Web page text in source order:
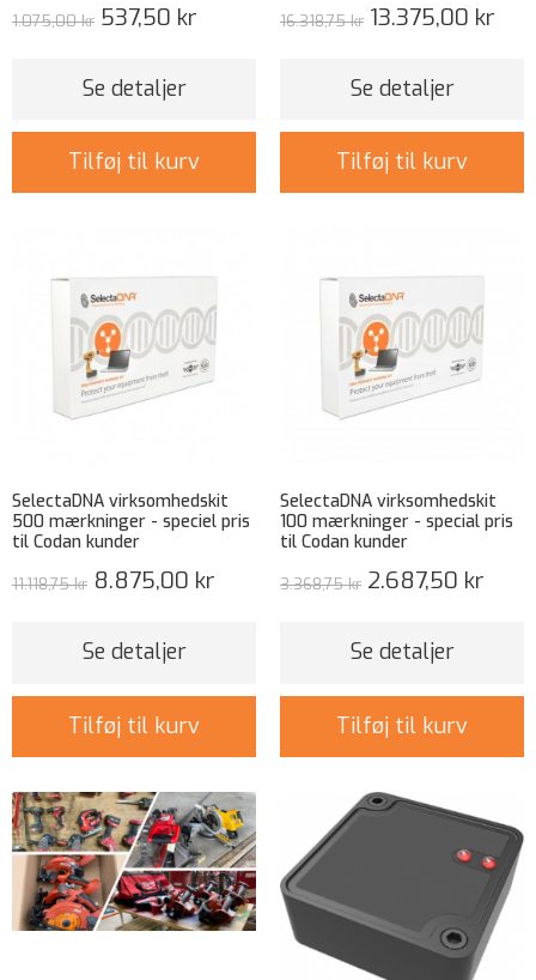
537,50 kr
1.075,00 kr
Se detaljer
Tilføj til kurv
13.375,00 kr
16.318,75 kr
Se detaljer
Tilføj til kurv
SelectaDNA virksomhedskit
500 mærkninger - speciel pris
til Codan kunder
8.875,00 kr
11.118,75 kr
Se detaljer
Tilføj til kurv
SelectaDNA virksomhedskit
100 mærkninger - special pris
til Codan kunder
2.687,50 kr
3.368,75 kr
Se detaljer
Tilføj til kurv